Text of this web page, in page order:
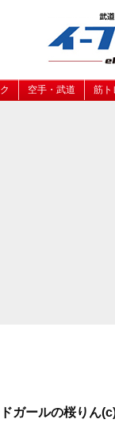
空手・武道 筋ト
ガールの桜りん